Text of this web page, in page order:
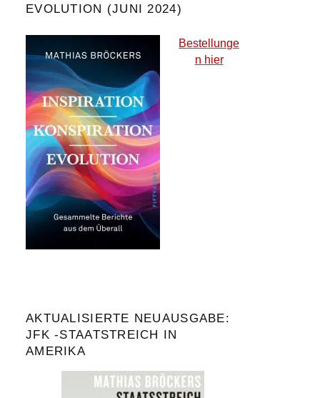
EVOLUTION (JUNI 2024)
Bestellunge
n hier
AKTUALISIERTE NEUAUSGABE:
JFK -STAATSTREICH IN
AMERIKA